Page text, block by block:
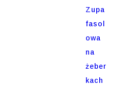
Zupa
fasol
owa
na
żeber
kach